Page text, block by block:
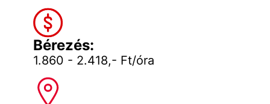
Bérezés:
1.860 - 2.418,- Ft/óra